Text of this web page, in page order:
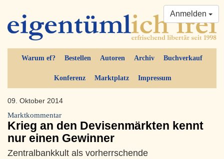
Warum ef? Bestellen Autoren Archiv Buchverkauf
Konferenz Marktplatz Impressum
Anmelden
09. Oktober 2014
Marktkommentar
Krieg an den Devisenmärkten kennt
nur einen Gewinner
Zentralbankkult als vorherrschende